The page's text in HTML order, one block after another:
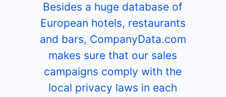
Besides a huge database of
European hotels, restaurants
and bars, CompanyData.com
makes sure that our sales
campaigns comply with the
local privacy laws in each